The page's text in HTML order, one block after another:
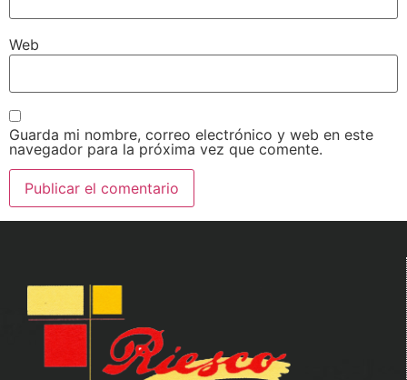
Web
Guarda mi nombre, correo electrónico y web en este
navegador para la próxima vez que comente.